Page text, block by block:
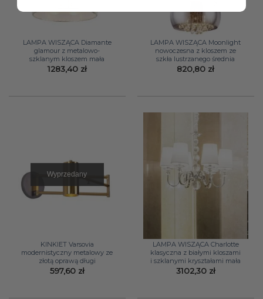
LAMPA WISZĄCA Diamante
glamour z metalowo-
szklanym kloszem mała
1283,40 zł
LAMPA WISZĄCA Moonlight
nowoczesna z kloszem ze
szkła lustrzanego średnia
820,80 zł
Wyprzedany
KINKIET Varsovia
modernistyczny metalowy ze
złotą oprawą długi
597,60 zł
LAMPA WISZĄCA Charlotte
klasyczna z białymi kloszami
i szklanymi kryształami mała
3102,30 zł